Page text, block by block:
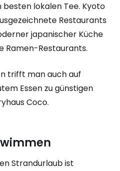
lokalen Tee. Kyoto
Restaurants
japanischer Küche
Ramen-Restaurants.
trifft man auch auf
Essen zu günstigen
Coco.
Strandurlaub ist